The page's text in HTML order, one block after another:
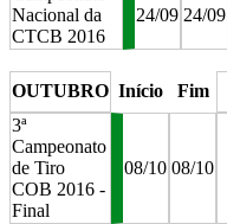
Nacional da
CTCB 2016
24/09 24/09
OUTUBRO Início Fim
3ª
Campeonato
de Tiro
COB 2016 -
Final
08/10 08/10